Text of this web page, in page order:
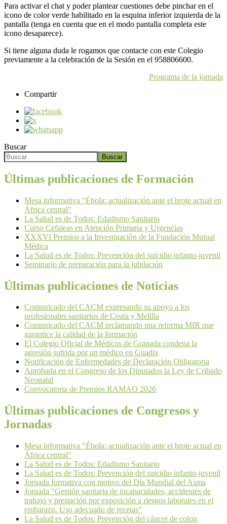
Para activar el chat y poder plantear cuestiones debe pinchar en el
icono de color verde habilitado en la esquina inferior izquierda de la
pantalla (tenga en cuenta que en el modo pantalla completa este
icono desaparece).
Si tiene alguna duda le rogamos que contacte con este Colegio
previamente a la celebración de la Sesión en el 958806600.
Programa de la jornada
Compartir
Buscar
Buscar
Últimas publicaciones de Formación
Mesa informativa "Ébola: actualización ante el brote actual en
África central"
La Salud es de Todos: Edadismo Sanitario
Curso Cefaleas en Atención Primaria y Urgencias
XXXVI Premios a la Investigación de la Fundación Mutual
Médica
La Salud es de Todos: Prevención del suicidio infanto-juvenil
Seminario de preparación para la jubilación
Últimas publicaciones de Noticias
Comunicado del CACM expresando su apoyo a los
profesionales sanitarios de Ceuta y Melilla
Comunicado del CACM reclamando una reforma MIR que
garantice la calidad de la formación
El Colegio Oficial de Médicos de Granada condena la
agresión sufrida por un médico en Guadix
Notificación de Enfermedades de Declaración Obligatoria
Aprobada en el Congreso de los Diputados la Ley de Cribado
Neonatal
Convocatoria de Premios RAMAO 2026
Últimas publicaciones de Congresos y
Jornadas
Mesa informativa "Ébola: actualización ante el brote actual en
África central"
La Salud es de Todos: Edadismo Sanitario
La Salud es de Todos: Prevención del suicidio infanto-juvenil
Jornada formativa con motivo del Día Mundial del Asma
Jornada "Gestión sanitaria de incapacidades, accidentes de
trabajo y prestación por exposición a riesgos laborales en el
embarazo. Uso adecuado de recetas"
La Salud es de Todos: Prevención del cáncer de colon